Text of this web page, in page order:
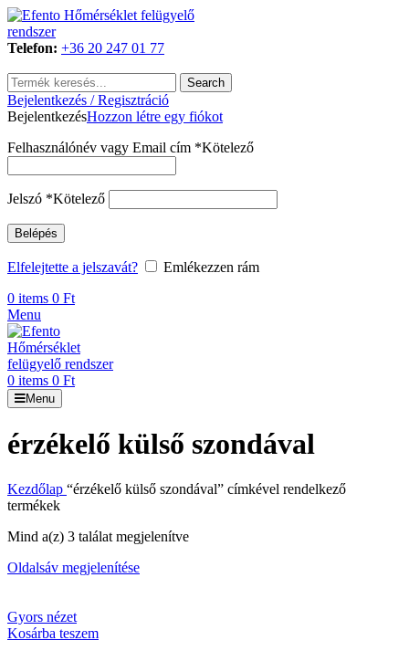
Telefon: +36 20 247 01 77
Search
Bejelentkezés / Regisztráció
BejelentkezésHozzon létre egy fiókot
Felhasználónév vagy Email cím *Kötelező
Jelszó *Kötelező
Belépés
Elfelejtette a jelszavát?
Emlékezzen rám
0 items 0 Ft
Menu
0 items 0 Ft
Menu
érzékelő külső szondával
Kezdőlap “érzékelő külső szondával” címkével rendelkező
termékek
Mind a(z) 3 találat megjelenítve
Oldalsáv megjelenítése
Gyors nézet
Kosárba teszem